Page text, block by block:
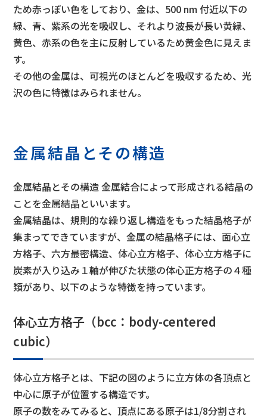
ため赤っぽい色をしており、金は、500 nm 付近以下の
緑、青、紫系の光を吸収し、それより波長が長い黄緑、
黄色、赤系の色を主に反射しているため黄金色に見えま
す。
その他の金属は、可視光のほとんどを吸収するため、光
沢の色に特徴はみられません。
金属結晶とその構造
金属結晶とその構造 金属結合によって形成される結晶の
ことを金属結晶といいます。
金属結晶は、規則的な繰り返し構造をもった結晶格子が
集まってできていますが、金属の結晶格子には、面心立
方格子、六方最密構造、体心立方格子、体心立方格子に
炭素が入り込み１軸が伸びた状態の体心正方格子の４種
類があり、以下のような特徴を持っています。
体心立方格子（bcc：body-centered
cubic）
体心立方格子とは、下記の図のように立方体の各頂点と
中心に原子が位置する構造です。
原子の数をみてみると、頂点にある原子は1/8分割され